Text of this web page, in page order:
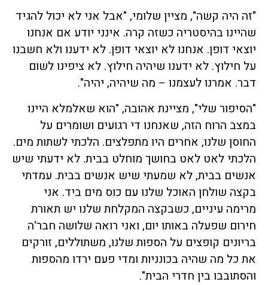
"זה היה קשה", מציין שלומי, "אבל אני לא יכול להגיד
שהיינו בהיסטריה כשזה קרה. אינני יודע אם אנחנו
יוצאי דופן. אנחנו לא יוצאי דופן. לא ידענו ולא חשבנו
על חילוץ. לא ידענו שיהיה חילוץ. לא ציפינו לשום
דבר. אמרנו לעצמנו – מה שיהיה, יהיה".
"הסיפור שלי", מציינת אהובה, "הוא שאלמלא היינו
במצב הרוח הזה, שאנחנו די רגועים ושומרים על
החוסן שלנו, אחרים היו מתפלצים. הלכתי לשתות מים.
הלכתי לאט לאט בחושך מוחלט בבית. לא ידעתי שיש
אנשים בבית, לא שמעתי שיש אנשים בבית. עמדתי
בקצה שולחן האוכל שלנו עם כוס מים ביד. אני
מרימה עיניים, כשבקצה המקלחת שלנו יש תאורת
חירום שפעלה באותו יום, ואני רואה שלושה חבר'ה
בריונים קופצים על הספות שלנו, משתוללים, זורקים
את כל מה שהיה בכונניות ומדי פעם ירדו מהספות
והסתובבו בין חדרי הבית".